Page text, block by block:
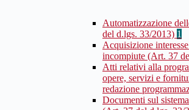
Automatizzazione
del d.lgs. 33/2013) 1
Acquisizione
incompiute (Art. 37
Atti relativi alla
opere, servizi e
redazione
Documenti sul